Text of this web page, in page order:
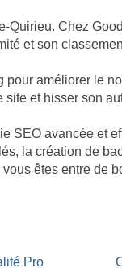
Quirieu. Chez
et son
améliorer le
et hisser son
SEO avancée et
la création de
êtes entre de
Pro